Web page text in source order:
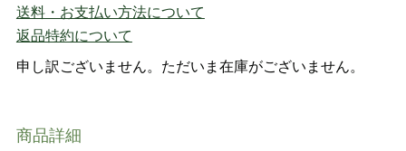
送料・お支払い方法について
返品特約について
申し訳ございません。ただいま在庫がございません。
商品詳細